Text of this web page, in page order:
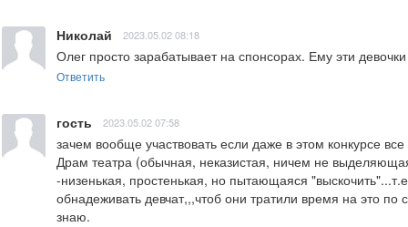
Николай 2023.05.02 08:18
Олег просто зарабатывает на спонсорах. Ему эти
Ответить
гость 2023.05.02 07:58
зачем вообще участвовать если даже в этом конкурсе
Драм театра (обычная, неказистая, ничем не
-низенькая, простенькая, но пытающаяся
обнадеживать девчат,,,чтоб они тратили время на это
знаю.